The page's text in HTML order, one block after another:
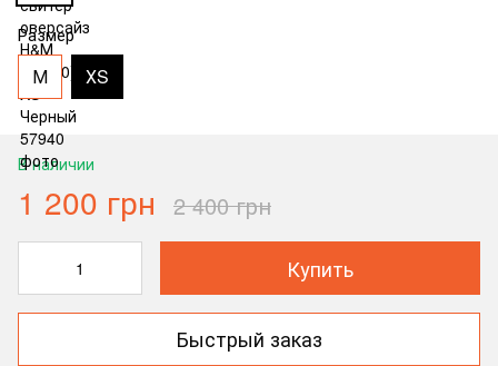
Размер
М ХS
В наличии
1 200 грн 2 400 грн
Купить
Быстрый заказ